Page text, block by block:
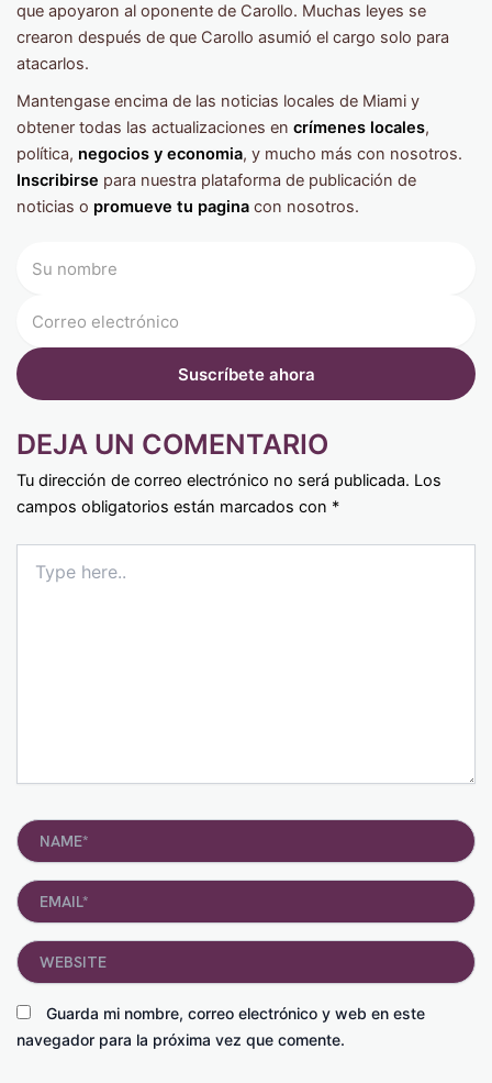
que apoyaron al oponente de Carollo. Muchas leyes se
crearon después de que Carollo asumió el cargo solo para
atacarlos.
Mantengase encima de las noticias locales de Miami y
obtener todas las actualizaciones en crímenes locales,
política, negocios y economia, y mucho más con nosotros.
Inscribirse para nuestra plataforma de publicación de
noticias o promueve tu pagina con nosotros.
DEJA UN COMENTARIO
Tu dirección de correo electrónico no será publicada. Los
campos obligatorios están marcados con *
here..
Name*
Email*
Guarda mi nombre, correo electrónico y web en este
navegador para la próxima vez que comente.
Website